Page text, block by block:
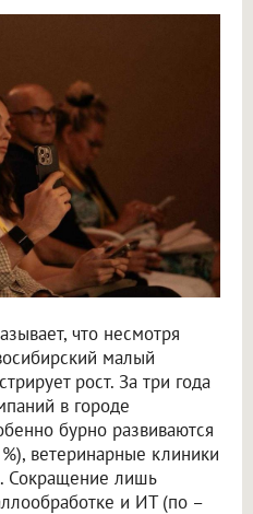
что несмотря
малый
рост. За три года
в городе
бурно развиваются
ветеринарные клиники
Сокращение лишь
и ИТ (по –